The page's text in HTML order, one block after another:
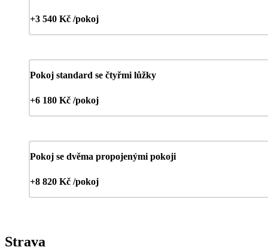
+3 540 Kč /pokoj
Pokoj standard se čtyřmi lůžky
+6 180 Kč /pokoj
Pokoj se dvěma propojenými pokoji
+8 820 Kč /pokoj
Strava